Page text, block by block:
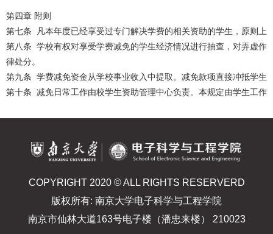
第四章 附则
第七条 凡本年度已经享受过专门解决学费的相关资助的学生，原则上
第八条 学校有权对享受学费减免的学生经济情况进行抽查，对弄虚作
律处分。
第九条 学费减免资金从学校事业收入中提取。减免款项直接冲抵学生
第十条 减免日常工作由校学生资助管理中心负责。本规定由学生工作
COPYRIGHT 2020 © ALL RIGHTS RESERVERD
版权所有: 南京大学电子科学与工程学院
南京市仙林大道163号电子楼（潘忠来楼） 210023